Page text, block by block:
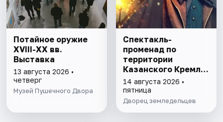
Потайное оружие
XVIII-XX вв.
Выставка
13 августа 2026 •
четверг
Музей Пушечного Двора
Спектакль-
променад по
территории
Казанского Кремля
с фонарщиком
Фаролеро
14 августа 2026 •
пятница
Дворец земледельцев